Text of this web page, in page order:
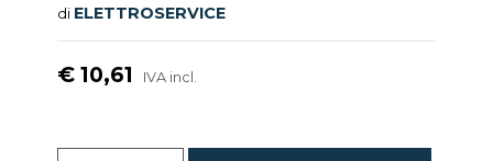
di ELETTROSERVICE
€ 10,61 IVA incl.